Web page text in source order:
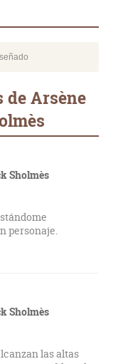
de Arsène
Sholmès
personaje.
Sholmès
las altas